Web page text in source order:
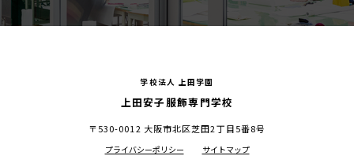
学校法人 上田学園
上田安子服飾専門学校
〒530-0012 大阪市北区芝田2丁目5番8号
プライバシーポリシー サイトマップ